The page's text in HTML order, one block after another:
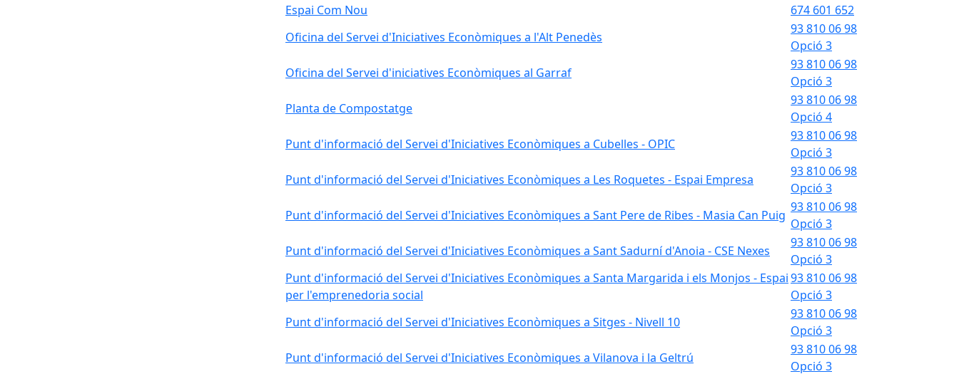
Espai Com Nou
674 601 652
Oficina del Servei d'Iniciatives Econòmiques a l'Alt Penedès
93 810 06 98
Opció 3
Oficina del Servei d'iniciatives Econòmiques al Garraf
93 810 06 98
Opció 3
Planta de Compostatge
93 810 06 98
Opció 4
Punt d'informació del Servei d'Iniciatives Econòmiques a Cubelles - OPIC
93 810 06 98
Opció 3
Punt d'informació del Servei d'Iniciatives Econòmiques a Les Roquetes - Espai Empresa
93 810 06 98
Opció 3
Punt d'informació del Servei d'Iniciatives Econòmiques a Sant Pere de Ribes - Masia Can Puig
93 810 06 98
Opció 3
Punt d'informació del Servei d'Iniciatives Econòmiques a Sant Sadurní d'Anoia - CSE Nexes
93 810 06 98
Opció 3
Punt d'informació del Servei d'Iniciatives Econòmiques a Santa Margarida i els Monjos - Espai
per l'emprenedoria social
93 810 06 98
Opció 3
Punt d'informació del Servei d'Iniciatives Econòmiques a Sitges - Nivell 10
93 810 06 98
Opció 3
Punt d'informació del Servei d'Iniciatives Econòmiques a Vilanova i la Geltrú
93 810 06 98
Opció 3